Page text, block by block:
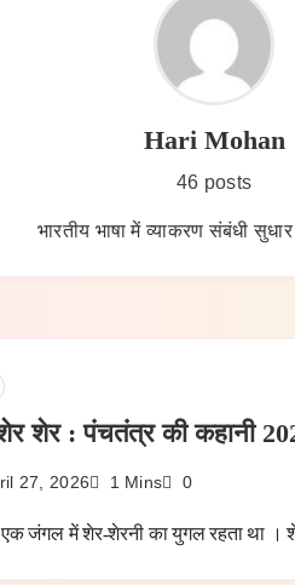
Hari Mohan
46 posts
भारतीय भाषा में व्याकरण संबंधी
शेर : पंचतंत्र की कहानी
27, 2026 1 Mins 0
जंगल में शेर-शेरनी का युगल रहता था ।